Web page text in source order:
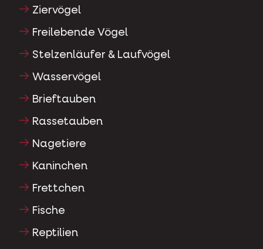
Ziervögel
Freilebende Vögel
Stelzenläufer & Laufvögel
Wasservögel
Brieftauben
Rassetauben
Nagetiere
Kaninchen
Frettchen
Fische
Reptilien